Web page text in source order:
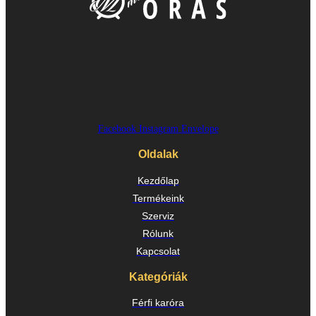
Facebook Instagram Envelope
Oldalak
Kezdőlap
Termékeink
Szerviz
Rólunk
Kapcsolat
Kategóriák
Férfi karóra